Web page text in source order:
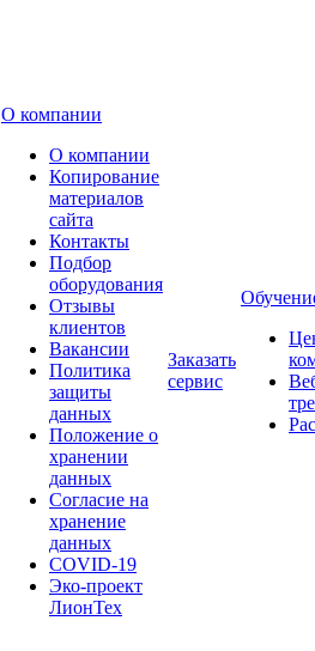
О компании
О компании
Копирование
материалов
сайта
Контакты
Подбор
оборудования
Отзывы
клиентов
Вакансии
Политика
защиты
данных
Положение о
хранении
данных
Согласие на
хранение
данных
COVID-19
Эко-проект
ЛионТех
Заказать
сервис